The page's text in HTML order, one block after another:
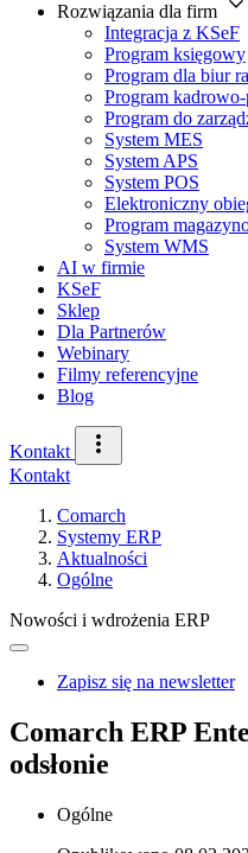
Rozwiązania dla firm
Integracja z KSeF
Program księgowy
Program dla biur
Program kadrowo-
Program do
System MES
System APS
System POS
Elektroniczny
Program
System WMS
AI w firmie
KSeF
Sklep
Dla Partnerów
Webinary
Filmy referencyjne
Blog
Kontakt
Kontakt
Comarch
Systemy ERP
Aktualności
Ogólne
Nowości i wdrożenia ERP
Zapisz się na newsletter
Comarch ERP
odsłonie
Ogólne